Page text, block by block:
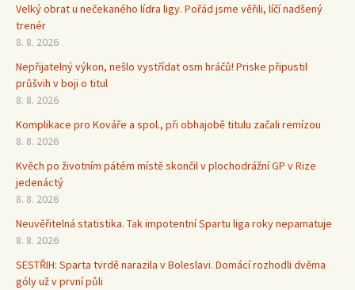
Velký obrat u nečekaného lídra ligy. Pořád jsme věřili, líčí nadšený
trenér
8. 8. 2026
Nepřijatelný výkon, nešlo vystřídat osm hráčů! Priske připustil
průšvih v boji o titul
8. 8. 2026
Komplikace pro Kováře a spol., při obhajobě titulu začali remízou
8. 8. 2026
Kvěch po životním pátém místě skončil v plochodrážní GP v Rize
jedenáctý
8. 8. 2026
Neuvěřitelná statistika. Tak impotentní Spartu liga roky nepamatuje
8. 8. 2026
SESTŘIH: Sparta tvrdě narazila v Boleslavi. Domácí rozhodli dvěma
góly už v první půli